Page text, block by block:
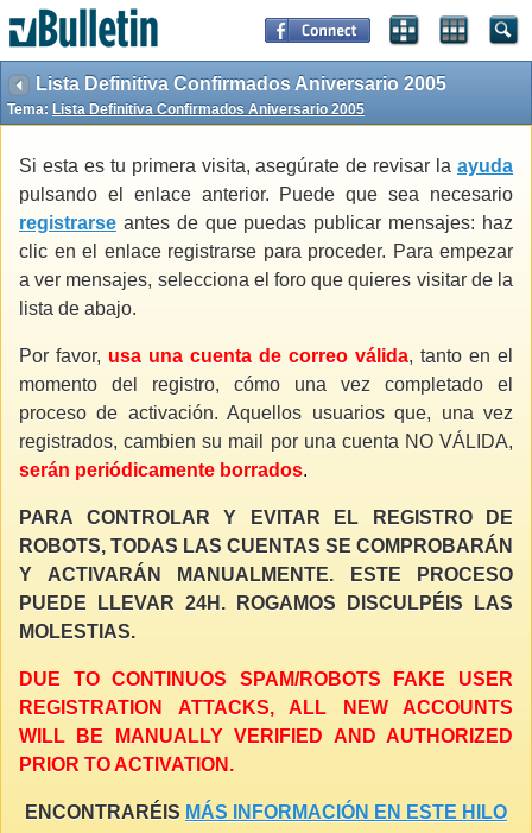
Lista Definitiva Confirmados Aniversario 2005
Tema: Lista Definitiva Confirmados Aniversario 2005
Si esta es tu primera visita, asegúrate de revisar la ayuda
pulsando el enlace anterior. Puede que sea necesario
registrarse antes de que puedas publicar mensajes: haz
clic en el enlace registrarse para proceder. Para empezar
a ver mensajes, selecciona el foro que quieres visitar de la
lista de abajo.
Por favor, usa una cuenta de correo válida, tanto en el
momento del registro, cómo una vez completado el
proceso de activación. Aquellos usuarios que, una vez
registrados, cambien su mail por una cuenta NO VÁLIDA,
serán periódicamente borrados.
PARA CONTROLAR Y EVITAR EL REGISTRO DE
ROBOTS, TODAS LAS CUENTAS SE COMPROBARÁN
Y ACTIVARÁN MANUALMENTE. ESTE PROCESO
PUEDE LLEVAR 24H. ROGAMOS DISCULPÉIS LAS
MOLESTIAS.
DUE TO CONTINUOS SPAM/ROBOTS FAKE USER
REGISTRATION ATTACKS, ALL NEW ACCOUNTS
WILL BE MANUALLY VERIFIED AND AUTHORIZED
PRIOR TO ACTIVATION.
ENCONTRARÉIS MÁS INFORMACIÓN EN ESTE HILO